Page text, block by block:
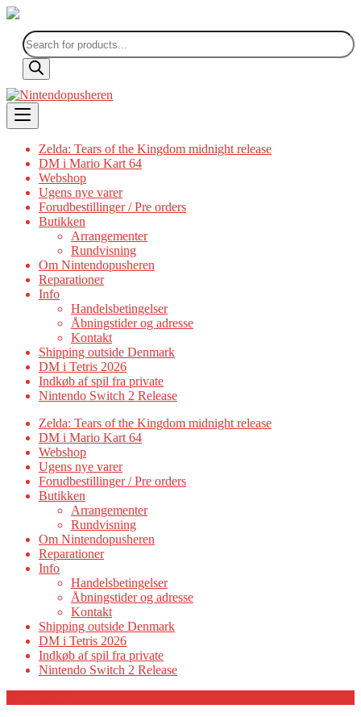
Products
search
Skip
to
content
Zelda: Tears of the Kingdom midnight release
DM i Mario Kart 64
Webshop
Ugens nye varer
Forudbestillinger / Pre orders
Butikken
Arrangementer
Rundvisning
Om Nintendopusheren
Reparationer
Info
Handelsbetingelser
Åbningstider og adresse
Kontakt
Shipping outside Denmark
DM i Tetris 2026
Indkøb af spil fra private
Nintendo Switch 2 Release
Zelda: Tears of the Kingdom midnight release
DM i Mario Kart 64
Webshop
Ugens nye varer
Forudbestillinger / Pre orders
Butikken
Arrangementer
Rundvisning
Om Nintendopusheren
Reparationer
Info
Handelsbetingelser
Åbningstider og adresse
Kontakt
Shipping outside Denmark
DM i Tetris 2026
Indkøb af spil fra private
Nintendo Switch 2 Release